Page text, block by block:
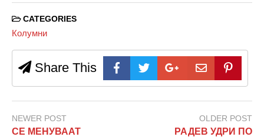
CATEGORIES
Колумни
Share This
NEWER POST
СЕ МЕНУВААТ
OLDER POST
РАДЕВ УДРИ ПО